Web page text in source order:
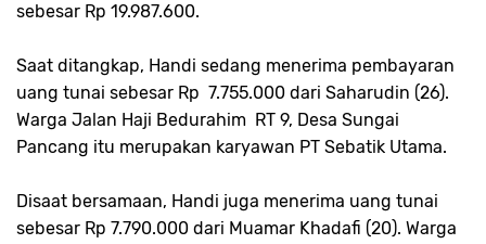
sebesar Rp 19.987.600.
Saat ditangkap, Handi sedang menerima pembayaran
uang tunai sebesar Rp 7.755.000 dari Saharudin (26).
Warga Jalan Haji Bedurahim RT 9, Desa Sungai
Pancang itu merupakan karyawan PT Sebatik Utama.
Disaat bersamaan, Handi juga menerima uang tunai
sebesar Rp 7.790.000 dari Muamar Khadafi (20). Warga